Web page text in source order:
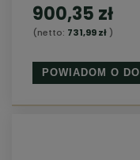
900,35 zł
(netto: 731,99 zł)
POWIADOM O